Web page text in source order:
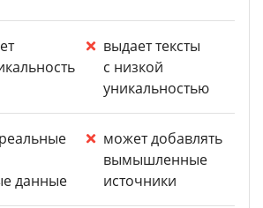
выдает тексты
с низкой
уникальностью
данные
может добавлять
вымышленные
источники